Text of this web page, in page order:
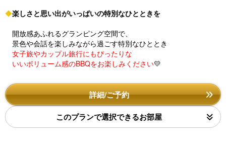
◆楽しさと思い出がいっぱいの特別なひとときを
開放感あふれるグランピング空間で、
景色や会話を楽しみながら過ごす特別なひととき
女子旅やカップル旅行にもぴったりな
いいボリューム感のBBQをお楽しみください💛
詳細/ご予約
このプランで選択できるお部屋